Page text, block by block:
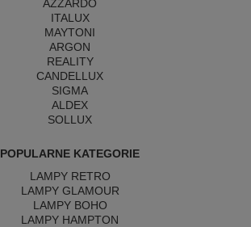
AZZARDO
ITALUX
MAYTONI
ARGON
REALITY
CANDELLUX
SIGMA
ALDEX
SOLLUX
POPULARNE KATEGORIE
LAMPY RETRO
LAMPY GLAMOUR
LAMPY BOHO
LAMPY HAMPTON